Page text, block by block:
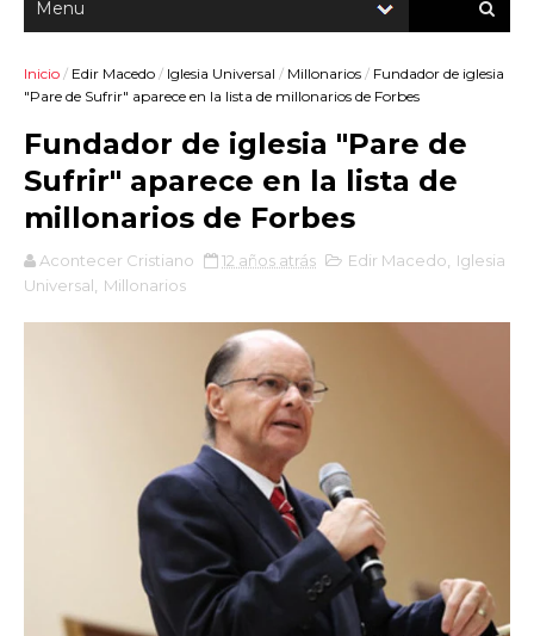
Inicio / Edir Macedo / Iglesia Universal / Millonarios / Fundador de iglesia
"Pare de Sufrir" aparece en la lista de millonarios de Forbes
Fundador de iglesia "Pare de
Sufrir" aparece en la lista de
millonarios de Forbes
Acontecer Cristiano 12 años atrás Edir Macedo
Iglesia
Universal
Millonarios